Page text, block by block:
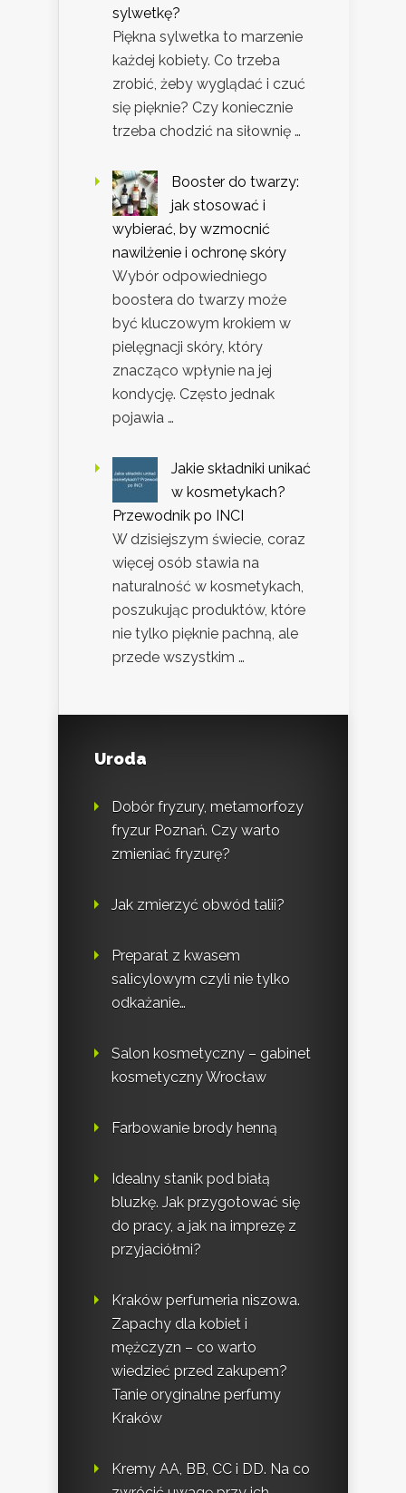
sylwetkę?
Piękna sylwetka to marzenie
każdej kobiety. Co trzeba
zrobić, żeby wyglądać i czuć
się pięknie? Czy koniecznie
trzeba chodzić na siłownię …
Booster do twarzy:
jak stosować i
wybierać, by wzmocnić
nawilżenie i ochronę skóry
Wybór odpowiedniego
boostera do twarzy może
być kluczowym krokiem w
pielęgnacji skóry, który
znacząco wpłynie na jej
kondycję. Często jednak
pojawia …
Jakie składniki unikać
w kosmetykach?
Przewodnik po INCI
W dzisiejszym świecie, coraz
więcej osób stawia na
naturalność w kosmetykach,
poszukując produktów, które
nie tylko pięknie pachną, ale
przede wszystkim …
Uroda
Dobór fryzury, metamorfozy
fryzur Poznań. Czy warto
zmieniać fryzurę?
Jak zmierzyć obwód talii?
Preparat z kwasem
salicylowym czyli nie tylko
odkażanie…
Salon kosmetyczny – gabinet
kosmetyczny Wrocław
Farbowanie brody henną
Idealny stanik pod białą
bluzkę. Jak przygotować się
do pracy, a jak na imprezę z
przyjaciółmi?
Kraków perfumeria niszowa.
Zapachy dla kobiet i
mężczyzn – co warto
wiedzieć przed zakupem?
Tanie oryginalne perfumy
Kraków
Kremy AA, BB, CC i DD. Na co